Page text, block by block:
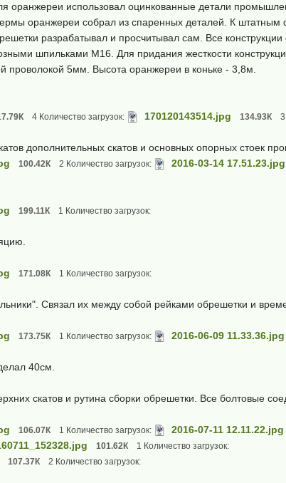
оранжереи использовал оцинкованные детали
оранжереи собрал из спаренных деталей. К
разрабатывал и просчитывал сам. Все
шпильками М16. Для придания жесткости
проволокой 5мм. Высота оранжереи в коньке - 3,8м.
4 Количество загрузок: 170120143514.jpg 134.93К
дополнительных скатов и основных опорных стоек
100.42К 2 Количество загрузок: 2016-03-14 17.51.23.jpg
199.11К 1 Количество загрузок:
171.08К 1 Количество загрузок:
Связал их между собой рейками обрешетки и
173.75К 1 Количество загрузок: 2016-06-09 11.33.36.jpg
40см.
скатов и рутина сборки обрешетки. Все болтовые
106.07К 1 Количество загрузок: 2016-07-11 12.11.22.jpg
101.62К 1 Количество загрузок:
107.37К 2 Количество загрузок: